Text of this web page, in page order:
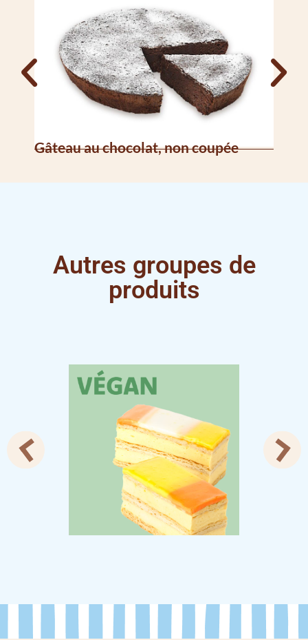
Gâteau au chocolat, non coupée
Autres groupes de
produits